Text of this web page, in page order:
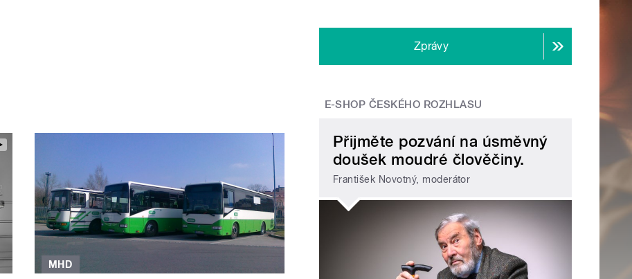
MHD
Zprávy
E-SHOP ČESKÉHO ROZHLASU
Přijměte pozvání na úsměvný
doušek moudré člověčiny.
František Novotný, moderátor